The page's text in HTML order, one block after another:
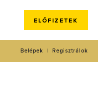
ELŐFIZETEK
Regisztrálok
Belépek